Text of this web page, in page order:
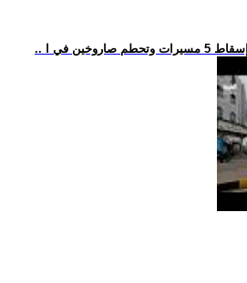
في ا